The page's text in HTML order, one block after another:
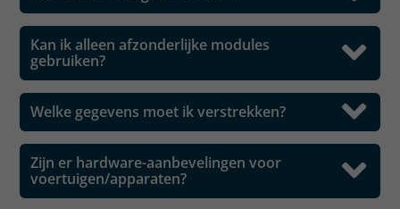
Kan ik alleen afzonderlijke modules
gebruiken?
Welke gegevens moet ik verstrekken?
Zijn er hardware-aanbevelingen voor
voertuigen/apparaten?